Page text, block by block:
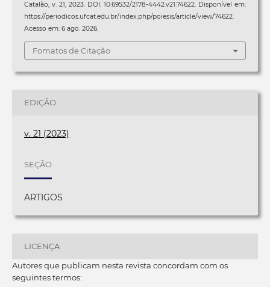
Catalão, v. 21, 2023. DOI: 10.69532/2178-4442.v21.74622. Disponível em:
https://periodicos.ufcat.edu.br/index.php/poiesis/article/view/74622.
Acesso em: 6 ago. 2026.
Fomatos de Citação
EDIÇÃO
v. 21 (2023)
SEÇÃO
ARTIGOS
LICENÇA
Autores que publicam nesta revista concordam com os
seguintes termos: